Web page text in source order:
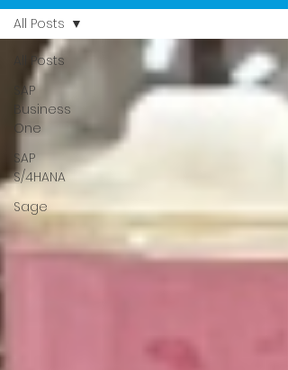
All Posts
SAP
Business
One
SAP
S/4HANA
Sage
All Posts